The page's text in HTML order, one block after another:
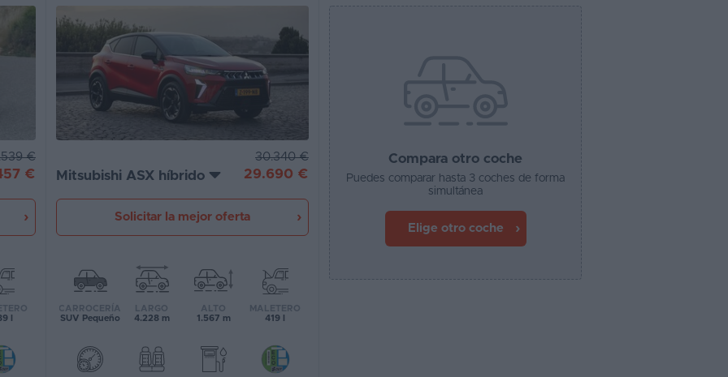
€
€
l
Mitsubishi ASX híbrido
30.340 €
29.690 €
Solicitar la mejor oferta
CARROCERÍA
SUV Pequeño
LARGO
4.228 m
ALTO
1.567 m
MALETERO
419 l
Compara otro coche
Puedes comparar hasta 3 coches de forma
simultánea
Elige otro coche